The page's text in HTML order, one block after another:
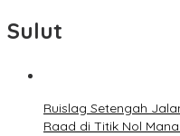
Sulut
Ruislag Setengah
Raad di Titik Nol